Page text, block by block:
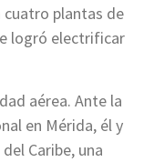
cuatro plantas de
logró electrificar
aérea. Ante la
en Mérida, él y
Caribe, una